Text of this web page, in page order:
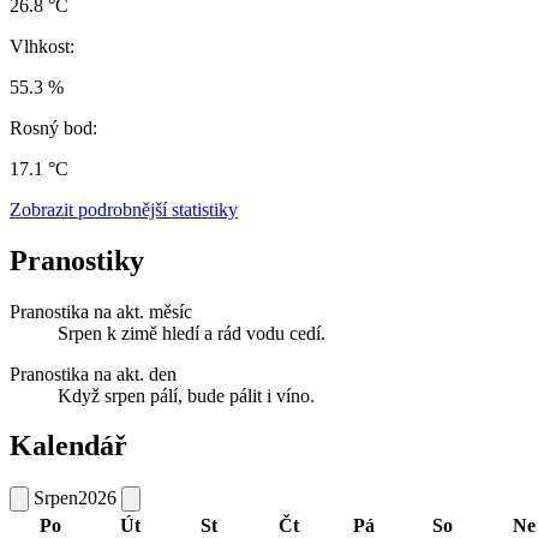
26.8 °C
Vlhkost:
55.3 %
Rosný bod:
17.1 °C
Zobrazit podrobnější statistiky
Pranostiky
Pranostika na akt. měsíc
Srpen k zimě hledí a rád vodu cedí.
Pranostika na akt. den
Když srpen pálí, bude pálit i víno.
Kalendář
Srpen2026
Po
Út St Čt Pá So
Ne